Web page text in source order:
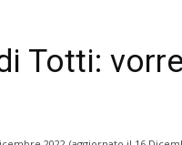
Totti: